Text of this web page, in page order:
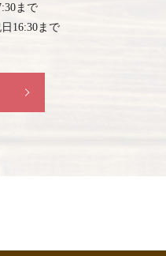
まで
16:30まで